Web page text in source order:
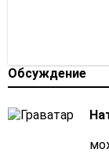
Обсуждение